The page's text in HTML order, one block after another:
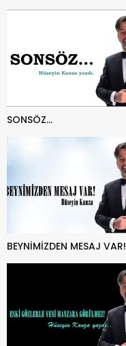
SONSÖZ…
BEYNİMİZDEN MESAJ VAR!